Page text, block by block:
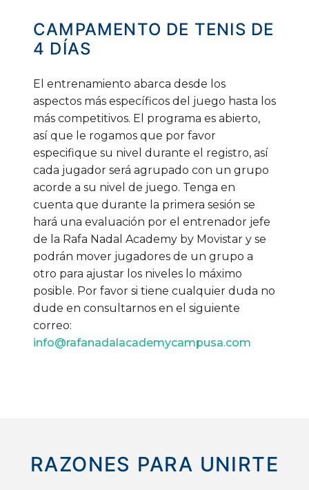
CAMPAMENTO DE TENIS DE
4 DÍAS
El entrenamiento abarca desde los
aspectos más específicos del juego hasta los
más competitivos. El programa es abierto,
así que le rogamos que por favor
especifique su nivel durante el registro, así
cada jugador será agrupado con un grupo
acorde a su nivel de juego. Tenga en
cuenta que durante la primera sesión se
hará una evaluación por el entrenador jefe
de la Rafa Nadal Academy by Movistar y se
podrán mover jugadores de un grupo a
otro para ajustar los niveles lo máximo
posible. Por favor si tiene cualquier duda no
dude en consultarnos en el siguiente
correo:
info@rafanadalacademycampusa.com
RAZONES PARA UNIRTE